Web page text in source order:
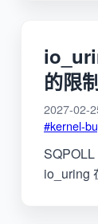
的限
2027-02-
#kernel-
io_uring